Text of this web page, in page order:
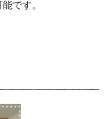
です。